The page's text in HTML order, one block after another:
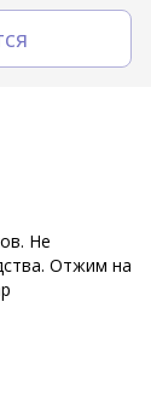
Не
Отжим на